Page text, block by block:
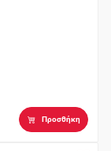
Προσθήκη